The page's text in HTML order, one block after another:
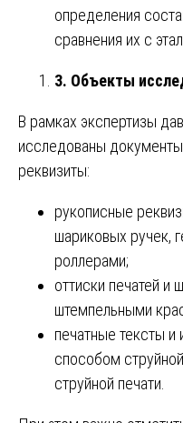
определения
сравнения их с
3. Объекты
В рамках экспертизы
исследованы
реквизиты:
рукописные
шариковых ручек,
роллерами;
оттиски печатей и
штемпельными
печатные тексты
способом
струйной печати.